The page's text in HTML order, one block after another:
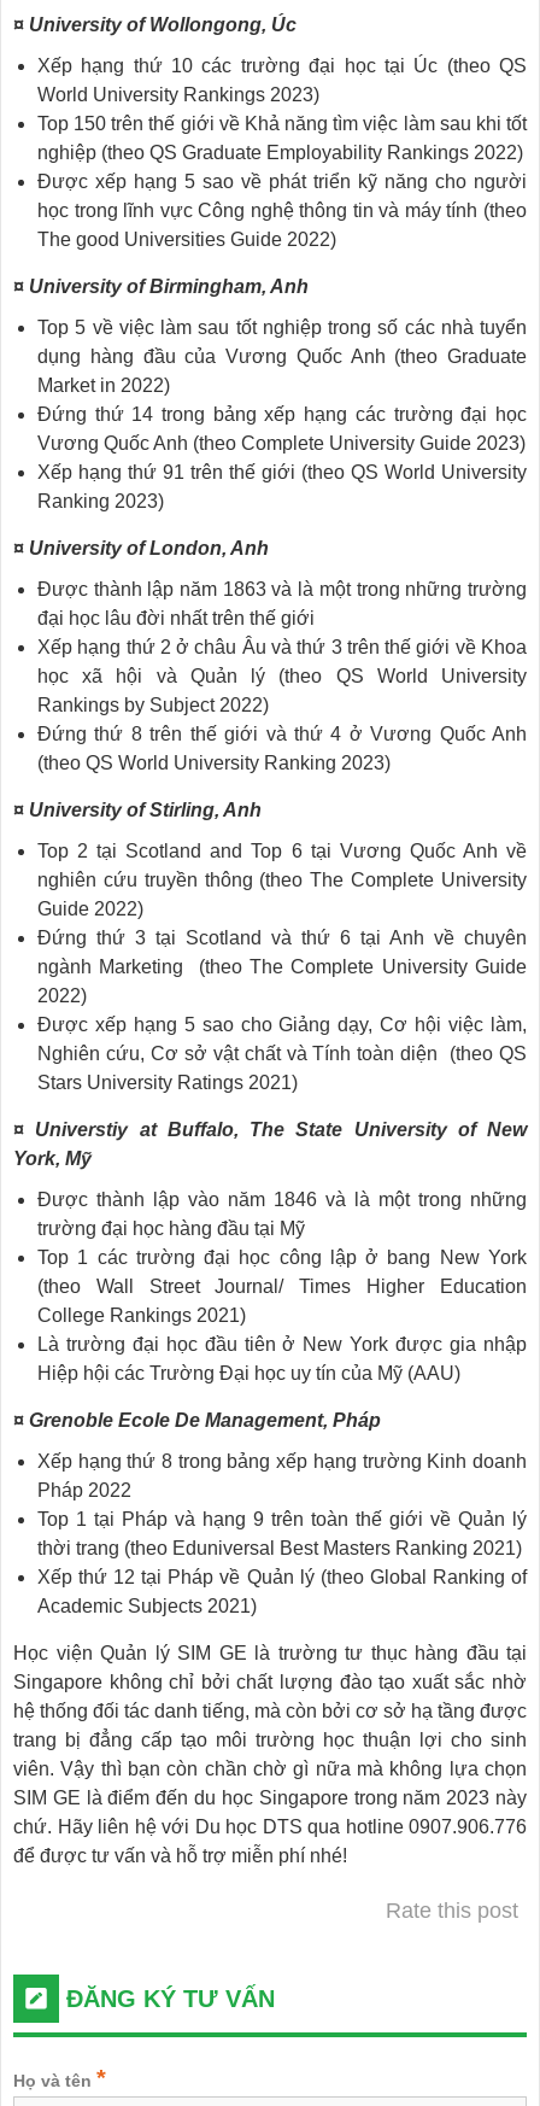
¤ University of Wollongong, Úc
Xếp hạng thứ 10 các trường đại học tại Úc (theo QS
World University Rankings 2023)
Top 150 trên thế giới về Khả năng tìm việc làm sau khi tốt
nghiệp (theo QS Graduate Employability Rankings 2022)
Được xếp hạng 5 sao về phát triển kỹ năng cho người
học trong lĩnh vực Công nghệ thông tin và máy tính (theo
The good Universities Guide 2022)
¤ University of Birmingham, Anh
Top 5 về việc làm sau tốt nghiệp trong số các nhà tuyển
dụng hàng đầu của Vương Quốc Anh (theo Graduate
Market in 2022)
Đứng thứ 14 trong bảng xếp hạng các trường đại học
Vương Quốc Anh (theo Complete University Guide 2023)
Xếp hạng thứ 91 trên thế giới (theo QS World University
Ranking 2023)
¤ University of London, Anh
Được thành lập năm 1863 và là một trong những trường
đại học lâu đời nhất trên thế giới
Xếp hạng thứ 2 ở châu Âu và thứ 3 trên thế giới về Khoa
học xã hội và Quản lý (theo QS World University
Rankings by Subject 2022)
Đứng thứ 8 trên thế giới và thứ 4 ở Vương Quốc Anh
(theo QS World University Ranking 2023)
¤ University of Stirling, Anh
Top 2 tại Scotland and Top 6 tại Vương Quốc Anh về
nghiên cứu truyền thông (theo The Complete University
Guide 2022)
Đứng thứ 3 tại Scotland và thứ 6 tại Anh về chuyên
ngành Marketing (theo The Complete University Guide
2022)
Được xếp hạng 5 sao cho Giảng dạy, Cơ hội việc làm,
Nghiên cứu, Cơ sở vật chất và Tính toàn diện (theo QS
Stars University Ratings 2021)
¤ Universtiy at Buffalo, The State University of New
York, Mỹ
Được thành lập vào năm 1846 và là một trong những
trường đại học hàng đầu tại Mỹ
Top 1 các trường đại học công lập ở bang New York
(theo Wall Street Journal/ Times Higher Education
College Rankings 2021)
Là trường đại học đầu tiên ở New York được gia nhập
Hiệp hội các Trường Đại học uy tín của Mỹ (AAU)
¤ Grenoble Ecole De Management, Pháp
Xếp hạng thứ 8 trong bảng xếp hạng trường Kinh doanh
Pháp 2022
Top 1 tại Pháp và hạng 9 trên toàn thế giới về Quản lý
thời trang (theo Eduniversal Best Masters Ranking 2021)
Xếp thứ 12 tại Pháp về Quản lý (theo Global Ranking of
Academic Subjects 2021)
Học viện Quản lý SIM GE là trường tư thục hàng đầu tại
Singapore không chỉ bởi chất lượng đào tạo xuất sắc nhờ
hệ thống đối tác danh tiếng, mà còn bởi cơ sở hạ tầng được
trang bị đẳng cấp tạo môi trường học thuận lợi cho sinh
viên. Vậy thì bạn còn chần chờ gì nữa mà không lựa chọn
SIM GE là điểm đến du học Singapore trong năm 2023 này
chứ. Hãy liên hệ với Du học DTS qua hotline 0907.906.776
để được tư vấn và hỗ trợ miễn phí nhé!
Rate this post
ĐĂNG KÝ TƯ VẤN
Họ và tên *